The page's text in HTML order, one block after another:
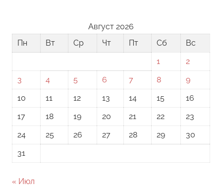
Август 2026
Пн
Вт Ср Чт Пт Сб
Вс
1
2
3
4 5 6 7 8
9
10
11 12 13 14 15
16
17
18 19 20 21 22
23
24
25 26 27 28 29
30
31
« Июл